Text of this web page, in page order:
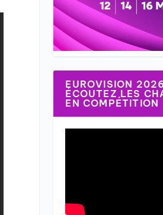
EUROVISION
ÉCOUTEZ LES
EN COMPÉTITION